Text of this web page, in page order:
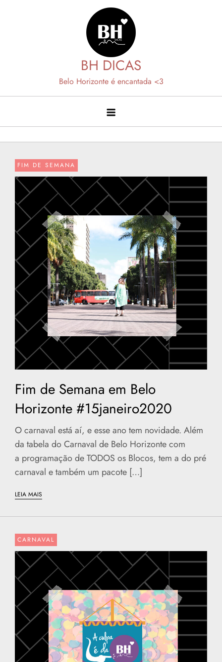
BH DICAS
Belo Horizonte é encantada <3
FIM DE SEMANA
Fim de Semana em Belo
Horizonte #15janeiro2020
O carnaval está aí, e esse ano tem novidade. Além
da tabela do Carnaval de Belo Horizonte com
a programação de TODOS os Blocos, tem a do pré
carnaval e também um pacote […]
LEIA MAIS
CARNAVAL